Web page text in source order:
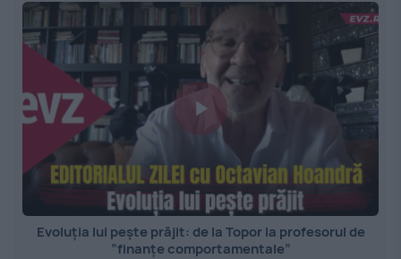
Evoluția lui pește prăjit: de la Topor la profesorul de
”finanțe comportamentale”